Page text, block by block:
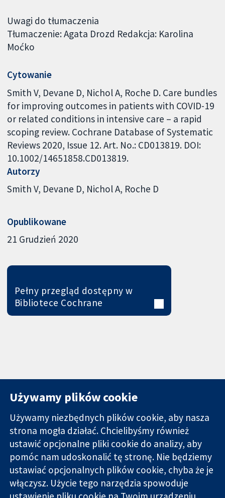
Uwagi do tłumaczenia
Tłumaczenie: Agata Drozd Redakcja: Karolina
Moćko
Cytowanie
Smith V, Devane D, Nichol A, Roche D. Care bundles
for improving outcomes in patients with COVID-19
or related conditions in intensive care – a rapid
scoping review. Cochrane Database of Systematic
Reviews 2020, Issue 12. Art. No.: CD013819. DOI:
10.1002/14651858.CD013819.
Autorzy
Smith V Devane D Nichol A Roche D
Opublikowane
21 Grudzień 2020
Pełny przegląd dostępny w
Bibliotece Cochrane
Wiarygodne dane
naukowe.
Świadome
decyzje.
11-13 Cavendish
Square
Londyn
W1G 0AN
Wielka Brytania
Kontakt
Nowości
Biuro
prasowe
O nas
Praca
Używamy plików cookie
Używamy niezbędnych plików cookie, aby nasza
strona mogła działać. Chcielibyśmy również
ustawić opcjonalne pliki cookie do analizy, aby
pomóc nam udoskonalić tę stronę. Nie będziemy
ustawiać opcjonalnych plików cookie, chyba że je
włączysz. Użycie tego narzędzia spowoduje